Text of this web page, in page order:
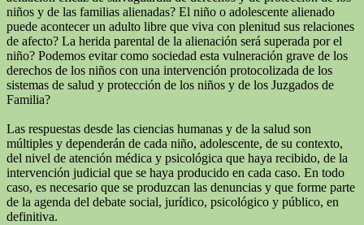
niños y de las familias alienadas? El niño o adolescente alienado
puede acontecer un adulto libre que viva con plenitud sus relaciones
de afecto? La herida parental de la alienación será superada por el
niño? Podemos evitar como sociedad esta vulneración grave de los
derechos de los niños con una intervención protocolizada de los
sistemas de salud y protección de los niños y de los Juzgados de
Familia?
Las respuestas desde las ciencias humanas y de la salud son
múltiples y dependerán de cada niño, adolescente, de su contexto,
del nivel de atención médica y psicológica que haya recibido, de la
intervención judicial que se haya producido en cada caso. En todo
caso, es necesario que se produzcan las denuncias y que forme parte
de la agenda del debate social, jurídico, psicológico y público, en
definitiva.